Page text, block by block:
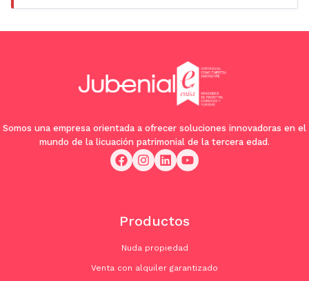
Somos una empresa orientada a ofrecer soluciones innovadoras en el
mundo de la licuación patrimonial de la tercera edad.
Productos
Nuda propiedad
Venta con alquiler garantizado